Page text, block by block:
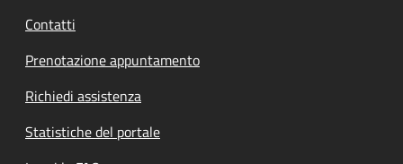
Contatti
Prenotazione appuntamento
Richiedi assistenza
Statistiche del portale